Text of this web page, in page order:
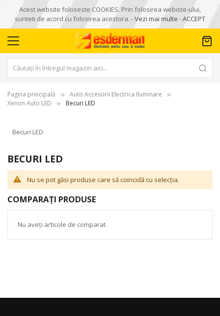
Acest website foloseste COOKIES. Prin folosirea webiste-ului,
sunteti de acord cu folosirea acestora. -Vezi mai multe -ACCEPT
Pagina principală
Auto Accesorii Electrica Iluminare
Xenon Auto LED
Becuri LED
Becuri LED
BECURI LED
Nu se pot găsi produse care să coincidă cu selecția.
COMPARAȚI PRODUSE
Nu aveți articole de comparat.